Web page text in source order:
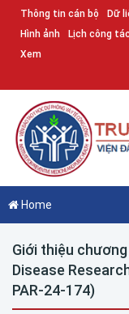
Thông tin cán bộ Dữ
Hình ảnh
Lịch công tác
Xem
Home
Giới thiệu
Disease
PAR-24-174)